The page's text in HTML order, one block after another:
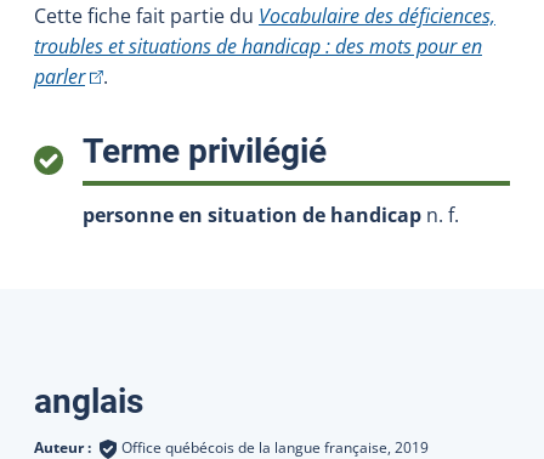
Cette fiche fait partie du Vocabulaire des déficiences,
troubles et situations de handicap : des mots pour en
parler(Cet hyperlien externe s'ouvrira dans une nouvelle
.
Terme privilégié:
personne en situation de handicap n. f.
Traductions
anglais
Auteur : Office québécois de la langue française, 2019